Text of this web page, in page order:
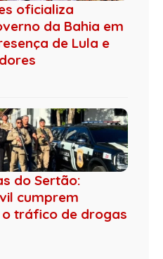
oficializa
da Bahia em
de Lula e
do Sertão:
cumprem
tráfico de drogas